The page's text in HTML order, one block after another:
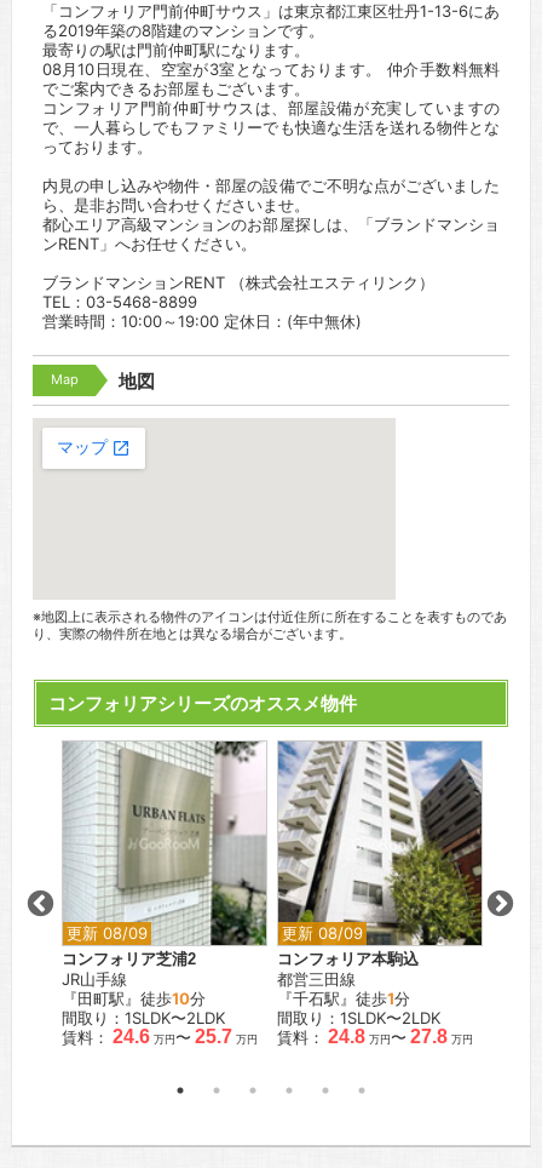
「コンフォリア門前仲町サウス」は東京都江東区牡丹1-13-6にあ
る2019年築の8階建のマンションです。
最寄りの駅は門前仲町駅になります。
08月10日現在、空室が3室となっております。 仲介手数料無料
でご案内できるお部屋もございます。
コンフォリア門前仲町サウスは、部屋設備が充実していますの
で、一人暮らしでもファミリーでも快適な生活を送れる物件とな
っております。
内見の申し込みや物件・部屋の設備でご不明な点がございました
ら、是非お問い合わせくださいませ。
都心エリア高級マンションのお部屋探しは、「ブランドマンショ
ンRENT」へお任せください。
ブランドマンションRENT （株式会社エスティリンク）
TEL：03-5468-8899
営業時間：10:00～19:00 定休日：(年中無休)
Map 地図
※地図上に表示される物件のアイコンは付近住所に所在することを表すものであ
り、実際の物件所在地とは異なる場合がございます。
コンフォリアシリーズのオススメ物件
更新 08/09
コンフォリア芝浦2
JR山手線
『田町駅』徒歩10分
間取り：1SLDK〜2LDK
賃料： 24.6 万円〜 25.7 万円
更新 08/09
コンフォリア本駒込
都営三田線
『千石駅』徒歩1分
間取り：1SLDK〜2LDK
賃料： 24.8 万円〜 27.8 万円